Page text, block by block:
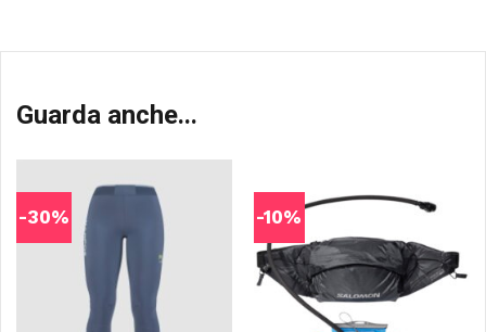
Guarda anche...
-30% -10%